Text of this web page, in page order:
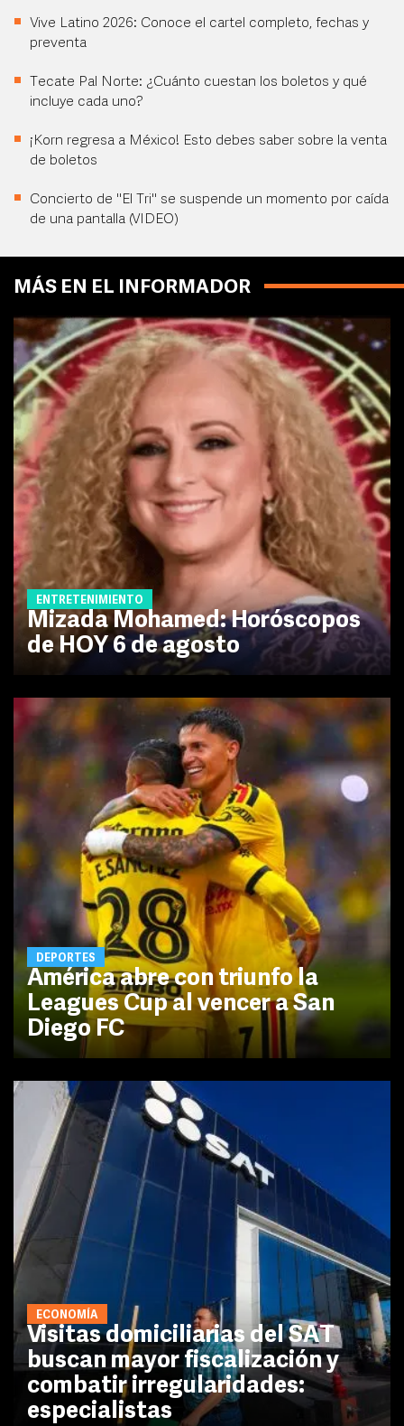
Vive Latino 2026: Conoce el cartel completo, fechas y
preventa
Tecate Pal Norte: ¿Cuánto cuestan los boletos y qué
incluye cada uno?
¡Korn regresa a México! Esto debes saber sobre la venta
de boletos
Concierto de "El Tri" se suspende un momento por caída
de una pantalla (VIDEO)
MÁS EN EL INFORMADOR
ENTRETENIMIENTO
Mizada Mohamed: Horóscopos
de HOY 6 de agosto
DEPORTES
América abre con triunfo la
Leagues Cup al vencer a San
Diego FC
ECONOMÍA
Visitas domiciliarias del SAT
buscan mayor fiscalización y
combatir irregularidades:
especialistas